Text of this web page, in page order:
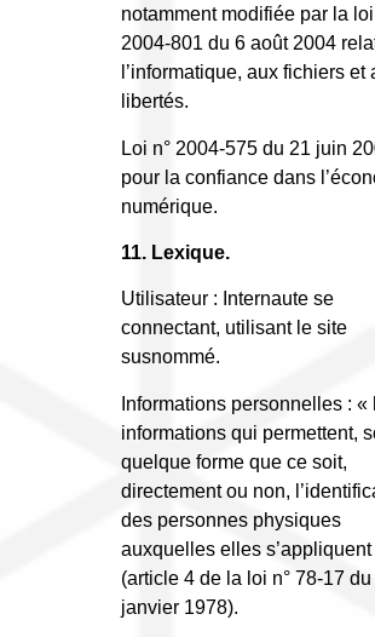
notamment modifiée par la loi
2004-801 du 6 août 2004
l’informatique, aux fichiers et
libertés.
Loi n° 2004-575 du 21 juin
pour la confiance dans
numérique.
11. Lexique.
Utilisateur : Internaute se
connectant, utilisant le site
susnommé.
Informations personnelles : «
informations qui permettent,
quelque forme que ce soit,
directement ou non,
des personnes physiques
auxquelles elles s’appliquent
(article 4 de la loi n° 78-17 du
janvier 1978).